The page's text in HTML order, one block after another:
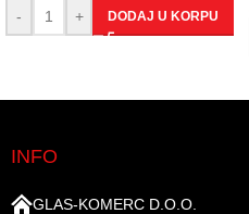
-
+ DODAJ U KORPU
INFO
GLAS-KOMERC D.O.O.